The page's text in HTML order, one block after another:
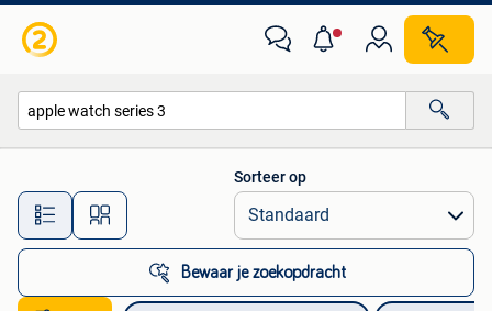
Alle afstanden…
Sorteer op
Bewaar je zoekopdracht